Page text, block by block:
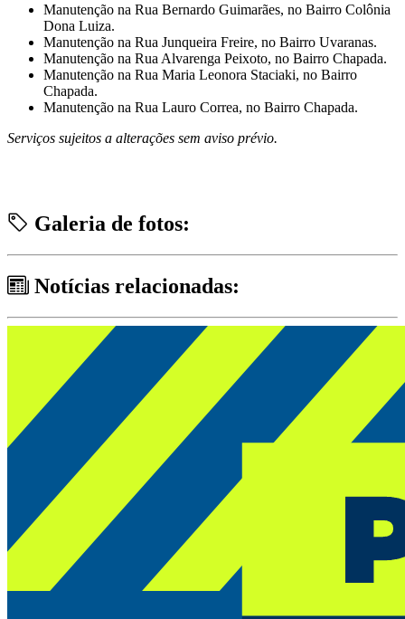
Manutenção na Rua Bernardo Guimarães, no Bairro Colônia
Dona Luiza.
Manutenção na Rua Junqueira Freire, no Bairro Uvaranas.
Manutenção na Rua Alvarenga Peixoto, no Bairro Chapada.
Manutenção na Rua Maria Leonora Staciaki, no Bairro
Chapada.
Manutenção na Rua Lauro Correa, no Bairro Chapada.
Serviços sujeitos a alterações sem aviso prévio.
Galeria de fotos:
Notícias relacionadas: